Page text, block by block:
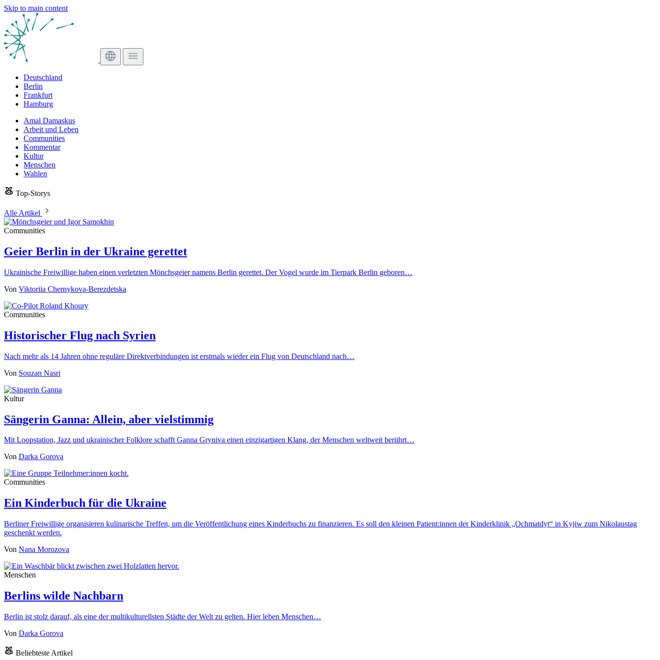
Skip to main content
Deutschland
Berlin
Frankfurt
Hamburg
Amal Damaskus
Arbeit und Leben
Communities
Kommentar
Kultur
Menschen
Wahlen
Top-Storys
Alle Artikel
Communities
Geier Berlin in der Ukraine gerettet
Ukrainische Freiwillige haben einen verletzten Mönchsgeier namens Berlin gerettet. Der Vogel wurde im Tierpark Berlin geboren…
Von Viktoriia Chernykova-Berezdetska
Communities
Historischer Flug nach Syrien
Nach mehr als 14 Jahren ohne reguläre Direktverbindungen ist erstmals wieder ein Flug von Deutschland nach…
Von Souzan Nasri
Kultur
Sängerin Ganna: Allein, aber vielstimmig
Mit Loopstation, Jazz und ukrainischer Folklore schafft Ganna Gryniva einen einzigartigen Klang, der Menschen weltweit berührt…
Von Darka Gorova
Communities
Ein Kinderbuch für die Ukraine
Berliner Freiwillige organisieren kulinarische Treffen, um die Veröffentlichung eines Kinderbuchs zu finanzieren. Es soll den kleinen Patient:innen der Kinderklinik „Ochmatdyt“ in Kyjiw zum Nikolaustag
geschenkt werden.
Von Nana Morozova
Menschen
Berlins wilde Nachbarn
Berlin ist stolz darauf, als eine der multikulturellsten Städte der Welt zu gelten. Hier leben Menschen…
Von Darka Gorova
Beliebteste Artikel